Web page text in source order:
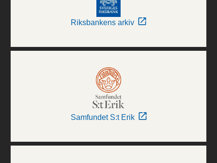
Riksbankens arkiv
Samfundet S:t Erik